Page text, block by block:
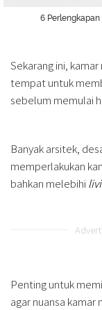
6
Sekarang ini,
tempat untuk
sebelum memulai
Banyak arsitek,
memperlakukan
bahkan melebihi
Penting untuk
agar nuansa kamar